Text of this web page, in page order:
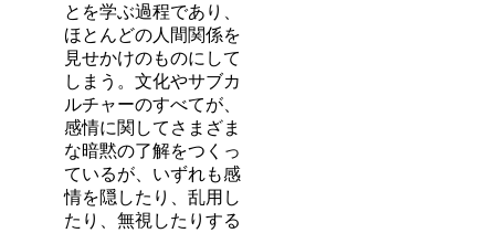
とを学ぶ過程であり、
ほとんどの人間関係を
見せかけのものにして
しまう。文化やサブカ
ルチャーのすべてが、
感情に関してさまざま
な暗黙の了解をつくっ
ているが、いずれも感
情を隠したり、乱用し
たり、無視したりする